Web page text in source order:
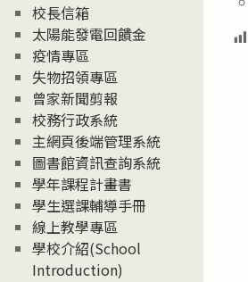
校長信箱
太陽能發電回饋金
疫情專區
失物招領專區
曾家新聞剪報
校務行政系統
主網頁後端管理系統
圖書館資訊查詢系統
學年課程計畫書
學生選課輔導手冊
線上教學專區
學校介紹(School
Introduction)